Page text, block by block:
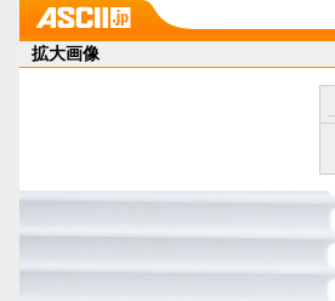
拡大画像